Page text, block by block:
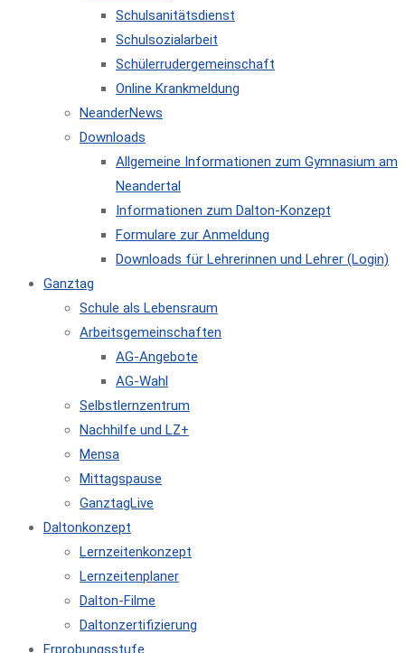
Schulsanitätsdienst
Schulsozialarbeit
Schülerrudergemeinschaft
Online Krankmeldung
NeanderNews
Downloads
Allgemeine Informationen zum Gymnasium am
Neandertal
Informationen zum Dalton-Konzept
Formulare zur Anmeldung
Downloads für Lehrerinnen und Lehrer (Login)
Ganztag
Schule als Lebensraum
Arbeitsgemeinschaften
AG-Angebote
AG-Wahl
Selbstlernzentrum
Nachhilfe und LZ+
Mensa
Mittagspause
GanztagLive
Daltonkonzept
Lernzeitenkonzept
Lernzeitenplaner
Dalton-Filme
Daltonzertifizierung
Erprobungsstufe